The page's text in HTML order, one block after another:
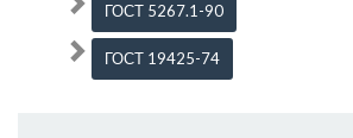
ГОСТ 5267.1-90
ГОСТ 19425-74